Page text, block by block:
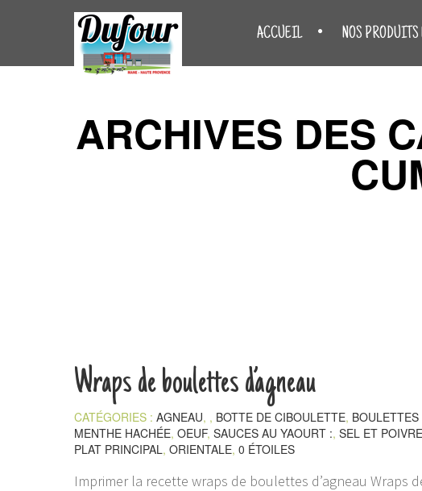
ACCUEIL NOS PRODUITS
ARCHIVES DES
Wraps de boulettes d’agneau
CATÉGORIES : AGNEAU, , BOTTE DE CIBOULETTE,
MENTHE HACHÉE, OEUF, SAUCES AU YAOURT :, SEL ET POIVRE
PLAT PRINCIPAL, ORIENTALE, 0 ÉTOILES
Imprimer la recette wraps de boulettes d’agneau Wraps